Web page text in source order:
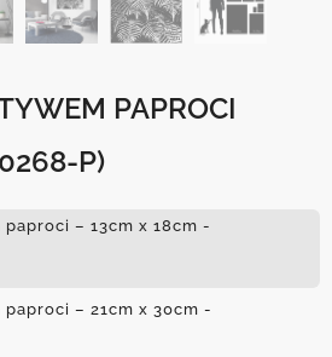
PAPROCI
P)
– 13cm x 18cm -
– 21cm x 30cm -